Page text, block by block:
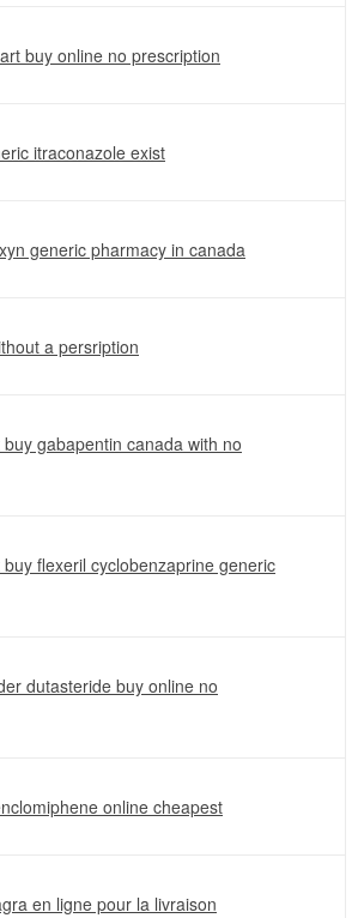
buy online no prescription
itraconazole exist
generic pharmacy in canada
a persription
gabapentin canada with no
flexeril cyclobenzaprine generic
dutasteride buy online no
online cheapest
en ligne pour la livraison